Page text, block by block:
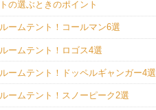
の選ぶときのポイント
ームテント！コールマン6選
ームテント！ロゴス4選
ームテント！ドッペルギャンガー4選
ームテント！スノーピーク2選